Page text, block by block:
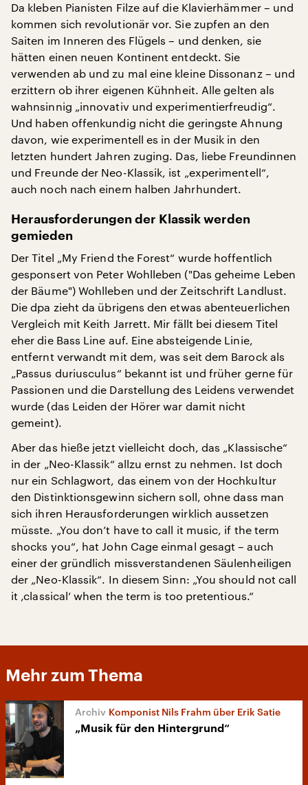
Da kleben Pianisten Filze auf die Klavierhämmer – und
kommen sich revolutionär vor. Sie zupfen an den
Saiten im Inneren des Flügels – und denken, sie
hätten einen neuen Kontinent entdeckt. Sie
verwenden ab und zu mal eine kleine Dissonanz – und
erzittern ob ihrer eigenen Kühnheit. Alle gelten als
wahnsinnig „innovativ und experimentierfreudig“.
Und haben offenkundig nicht die geringste Ahnung
davon, wie experimentell es in der Musik in den
letzten hundert Jahren zuging. Das, liebe Freundinnen
und Freunde der Neo-Klassik, ist „experimentell“,
auch noch nach einem halben Jahrhundert.
Herausforderungen der Klassik werden
gemieden
Der Titel „My Friend the Forest“ wurde hoffentlich
gesponsert von Peter Wohlleben ("Das geheime Leben
der Bäume") Wohlleben und der Zeitschrift Landlust.
Die dpa zieht da übrigens den etwas abenteuerlichen
Vergleich mit Keith Jarrett. Mir fällt bei diesem Titel
eher die Bass Line auf. Eine absteigende Linie,
entfernt verwandt mit dem, was seit dem Barock als
„Passus duriusculus“ bekannt ist und früher gerne für
Passionen und die Darstellung des Leidens verwendet
wurde (das Leiden der Hörer war damit nicht
gemeint).
Aber das hieße jetzt vielleicht doch, das „Klassische“
in der „Neo-Klassik“ allzu ernst zu nehmen. Ist doch
nur ein Schlagwort, das einem von der Hochkultur
den Distinktionsgewinn sichern soll, ohne dass man
sich ihren Herausforderungen wirklich aussetzen
müsste. „You don’t have to call it music, if the term
shocks you“, hat John Cage einmal gesagt – auch
einer der gründlich missverstandenen Säulenheiligen
der „Neo-Klassik“. In diesem Sinn: „You should not call
it ‚classical‘ when the term is too pretentious.“
Mehr zum Thema
Komponist Nils Frahm über Erik Satie
„Musik für den Hintergrund“